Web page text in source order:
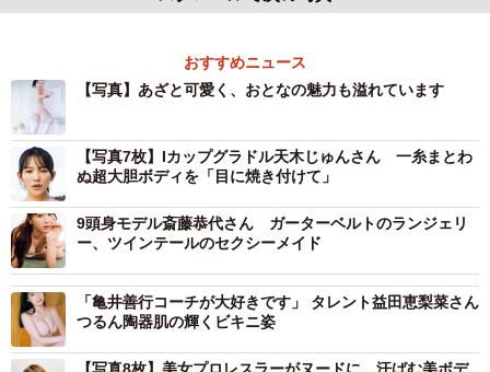
おすすめニュース
【写真】あざと可愛く、おとなの魅力も溢れています
【写真7枚】Iカップグラドル天木じゅんさん 一糸まとわ
ぬ超大胆ボディを「目に焼き付けて」
9頭身モデル斎藤恭代さん ガーターベルトのランジェリ
ー、ツインテールのセクシーメイド
「亀井善行コーチが大好きです」 タレント益田恵梨菜さん
つるん陶器肌の輝くビキニ姿